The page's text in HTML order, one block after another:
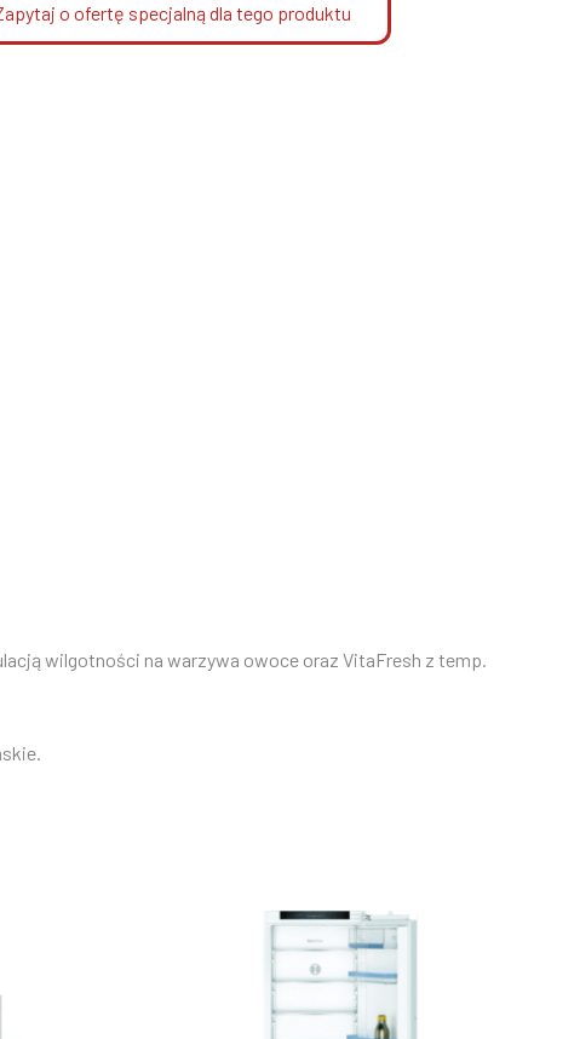
o ofertę specjalną dla tego produktu
wilgotności na warzywa owoce oraz VitaFresh z temp.